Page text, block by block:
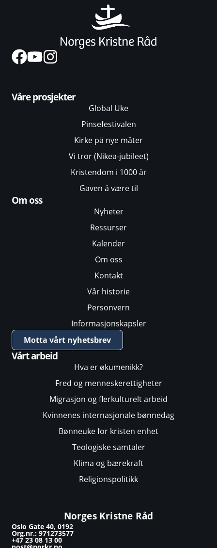
Våre prosjekter
Global Uke
Pinsefestivalen
Kirke på nye måter
Vi tror (Nikea-jubileet)
Kristendom i 1000 år
Gaven å være til
Om oss
Nyheter
Ressurser
Kalender
Om oss
Kontakt
Vår historie
Personvern
Informasjonskapsler
Motta vårt nyhetsbrev
Vårt arbeid
Hva er økumenikk?
Fred og menneskerettigheter
Migrasjon og flerkulturelt arbeid
Kvinnenes internasjonale bønnedag
Bønneuke for kristen enhet
Teologiske samtaler
Klima og bærekraft
Religionspolitikk
Norges Kristne Råd
Oslo Gate 40, 0192
Org.nr.: 971273577
+47 23 08 13 00